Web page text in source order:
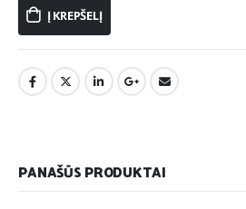
Į KREPŠELĮ
PANAŠŪS PRODUKTAI